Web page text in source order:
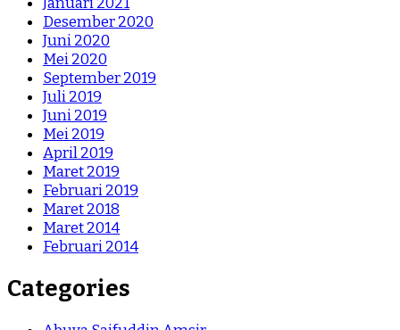
Desember 2020
Juni 2020
Mei 2020
September 2019
Juli 2019
Juni 2019
Mei 2019
April 2019
Maret 2019
Februari 2019
Maret 2018
Maret 2014
Februari 2014
Categories